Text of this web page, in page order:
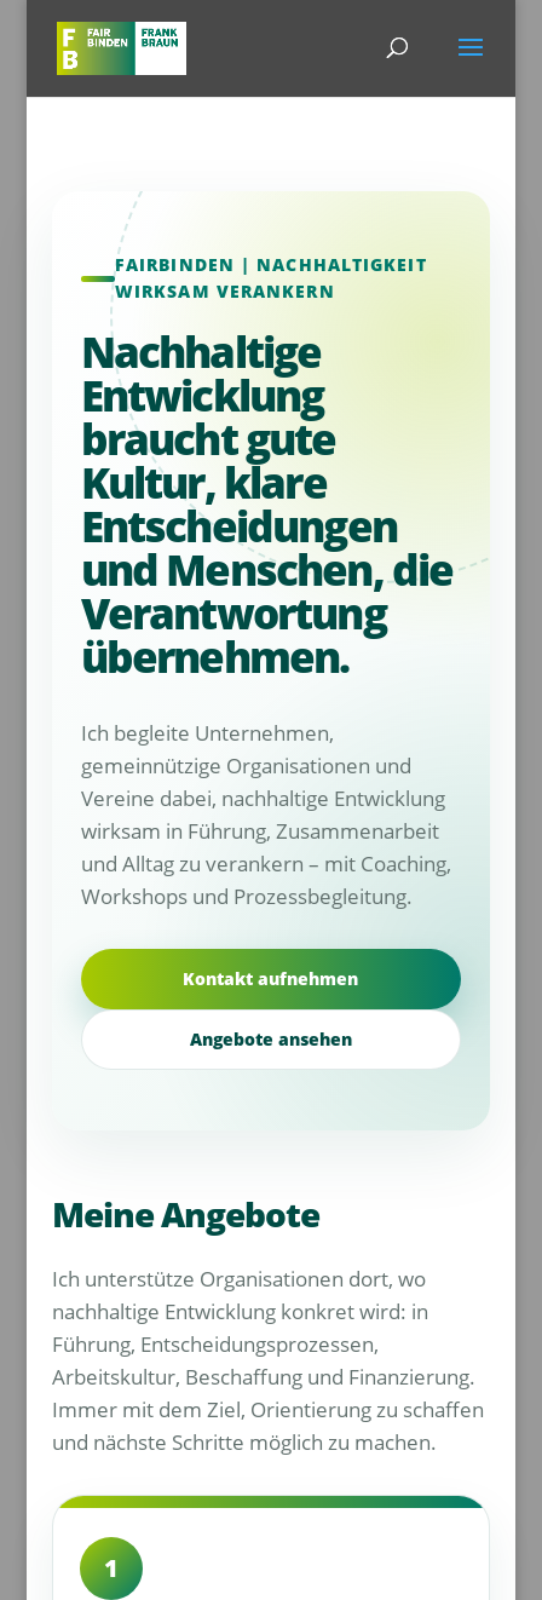
FAIRBINDEN | NACHHALTIGKEIT
WIRKSAM VERANKERN
Nachhaltige
Entwicklung
braucht gute
Kultur, klare
Entscheidungen
und Menschen, die
Verantwortung
übernehmen.
Ich begleite Unternehmen,
gemeinnützige Organisationen und
Vereine dabei, nachhaltige Entwicklung
wirksam in Führung, Zusammenarbeit
und Alltag zu verankern – mit Coaching,
Workshops und Prozessbegleitung.
Kontakt aufnehmen
Angebote ansehen
Meine Angebote
Ich unterstütze Organisationen dort, wo
nachhaltige Entwicklung konkret wird: in
Führung, Entscheidungsprozessen,
Arbeitskultur, Beschaffung und Finanzierung.
Immer mit dem Ziel, Orientierung zu schaffen
und nächste Schritte möglich zu machen.
1